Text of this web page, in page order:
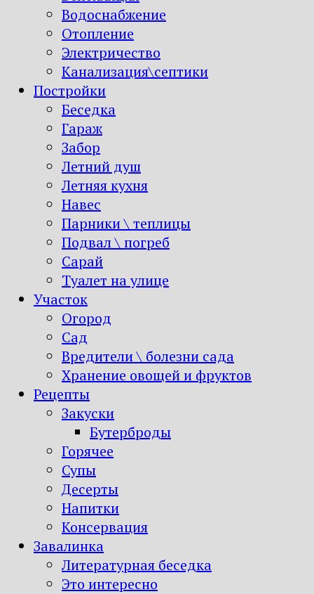
Водоснабжение
Отопление
Электричество
Канализация\септики
Постройки
Беседка
Гараж
Забор
Летний душ
Летняя кухня
Навес
Парники \ теплицы
Подвал \ погреб
Сарай
Туалет на улице
Участок
Огород
Сад
Вредители \ болезни сада
Хранение овощей и фруктов
Рецепты
Закуски
Бутерброды
Горячее
Супы
Десерты
Напитки
Консервация
Завалинка
Литературная беседка
Это интересно